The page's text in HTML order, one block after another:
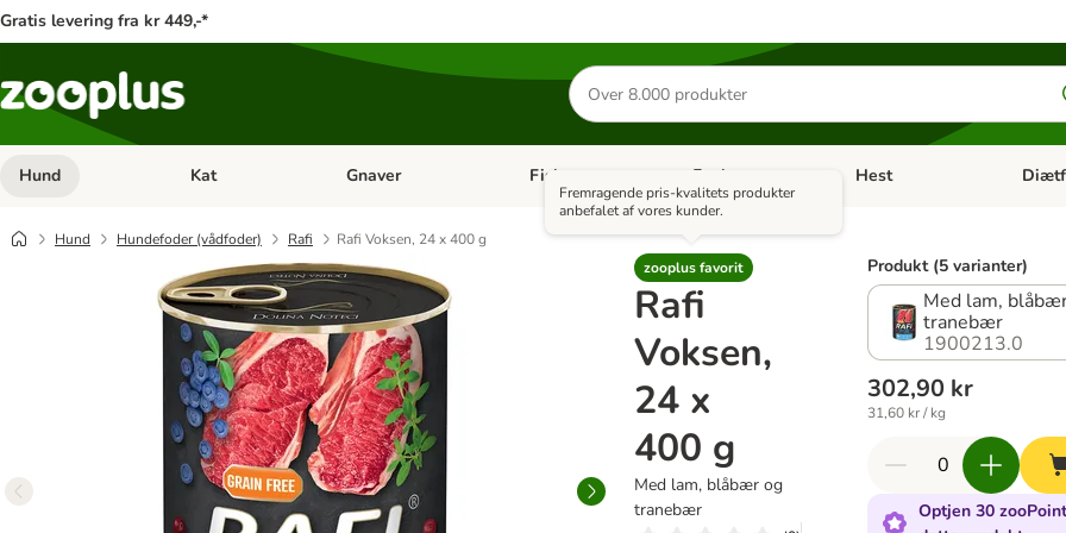
Gratis levering fra kr 449,-*
Søg
efter
produkter
Hund Åben kategori menu: Hund
Kat Åben kategori menu: Kat
Gnaver Åben kategori menu: Gnaver
Fisk Åben kategori menu: Fisk
Fugl Åben kategori menu: Fugl
Hest Åben
Hund Hundefoder (vådfoder) Rafi
Rafi Voksen, 24 x 400 g
zooplus favorit
Fremragende pris-kvalitets produkter
anbefalet af vores kunder.
Rafi
Voksen,
24 x
400 g
Med lam, blåbær og
tranebær
Produkt (5 varianter)
Med lam,
tranebær
1900213.0
302,90 kr
31,60 kr / kg
Optjen 30